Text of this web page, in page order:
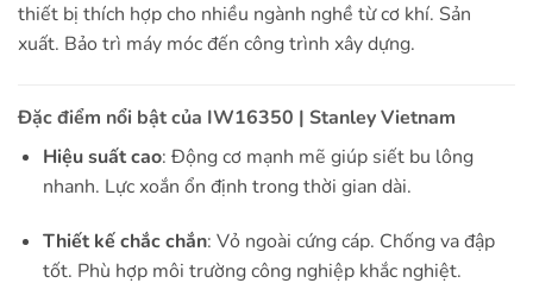
thiết bị thích hợp cho nhiều ngành nghề từ cơ khí. Sản
xuất. Bảo trì máy móc đến công trình xây dựng.
Đặc điểm nổi bật của IW16350 | Stanley Vietnam
Hiệu suất cao: Động cơ mạnh mẽ giúp siết bu lông
nhanh. Lực xoắn ổn định trong thời gian dài.
Thiết kế chắc chắn: Vỏ ngoài cứng cáp. Chống va đập
tốt. Phù hợp môi trường công nghiệp khắc nghiệt.